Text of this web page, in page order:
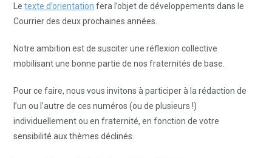
Letexte d’orientation fera l’objet de développements dans le
Courrier des deux prochaines années.
Notre ambition est de susciter une réflexion collective
mobilisant une bonne partie de nos fraternités de base.
Pour ce faire, nous vous invitons à participer à la rédaction de
l’un ou l’autre de ces numéros (ou de plusieurs !)
individuellement ou en fraternité, en fonction de votre
sensibilité aux thèmes déclinés.